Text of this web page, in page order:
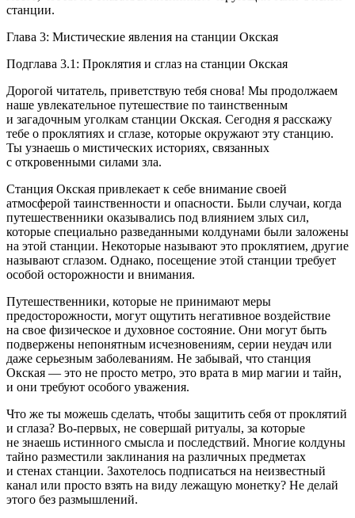
станции.
Глава 3: Мистические явления на станции Окская
Подглава 3.1: Проклятия и сглаз на станции Окская
Дорогой читатель, приветствую тебя снова! Мы продолжаем
наше увлекательное путешествие по таинственным
и загадочным уголкам станции Окская. Сегодня я расскажу
тебе о проклятиях и сглазе, которые окружают эту станцию.
Ты узнаешь о мистических историях, связанных
с откровенными силами зла.
Станция Окская привлекает к себе внимание своей
атмосферой таинственности и опасности. Были случаи, когда
путешественники оказывались под влиянием злых сил,
которые специально разведанными колдунами были заложены
на этой станции. Некоторые называют это проклятием, другие
называют сглазом. Однако, посещение этой станции требует
особой осторожности и внимания.
Путешественники, которые не принимают меры
предосторожности, могут ощутить негативное воздействие
на свое физическое и духовное состояние. Они могут быть
подвержены непонятным исчезновениям, серии неудач или
даже серьезным заболеваниям. Не забывай, что станция
Окская — это не просто метро, это врата в мир магии и тайн,
и они требуют особого уважения.
Что же ты можешь сделать, чтобы защитить себя от проклятий
и сглаза? Во-первых, не совершай ритуалы, за которые
не знаешь истинного смысла и последствий. Многие колдуны
тайно разместили заклинания на различных предметах
и стенах станции. Захотелось подписаться на неизвестный
канал или просто взять на виду лежащую монетку? Не делай
этого без размышлений.